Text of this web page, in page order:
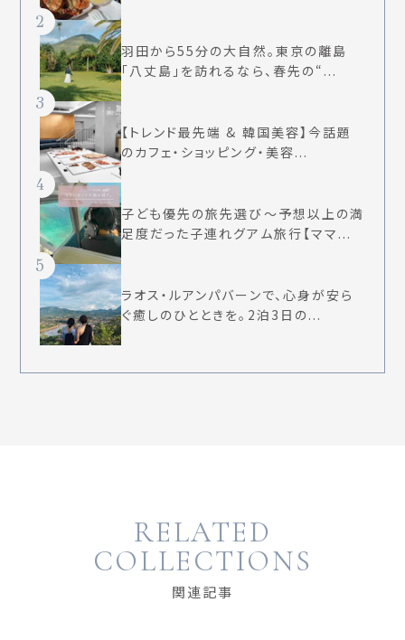
2
羽田から55分の大自然。東京の離島
「八丈島」を訪れるなら、春先の“...
3
【トレンド最先端 & 韓国美容】今話題
のカフェ・ショッピング・美容...
4
子ども優先の旅先選び〜予想以上の満
足度だった子連れグアム旅行【ママ...
5
ラオス・ルアンパバーンで、心身が安ら
ぐ癒しのひとときを。2泊3日の...
RELATED
COLLECTIONS
関連記事